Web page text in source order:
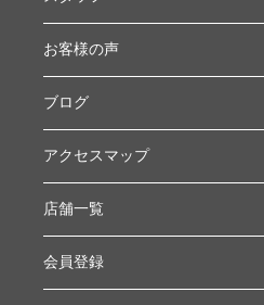
お客様の声
ブログ
アクセスマップ
店舗一覧
会員登録